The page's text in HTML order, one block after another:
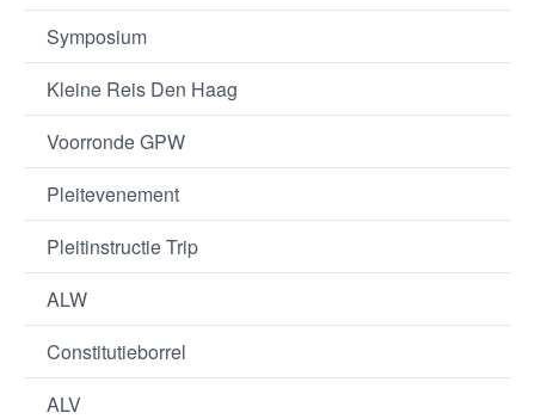
Symposium
Kleine Reis Den Haag
Voorronde GPW
Pleitevenement
Pleitinstructie Trip
ALW
Constitutieborrel
ALV